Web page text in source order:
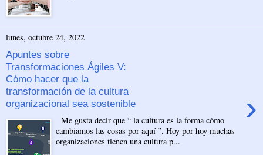
lunes, octubre 24, 2022
Apuntes sobre
Transformaciones Ágiles V:
Cómo hacer que la
transformación de la cultura
organizacional sea sostenible
›
Me gusta decir que “ la cultura es la forma cómo
cambiamos las cosas por aquí ”. Hoy por hoy muchas
organizaciones tienen una cultura p...